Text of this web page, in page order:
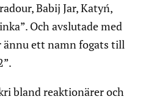
Babij Jar, Katyń,
Och avslutade med
ett namn fogats till
bland reaktionärer och